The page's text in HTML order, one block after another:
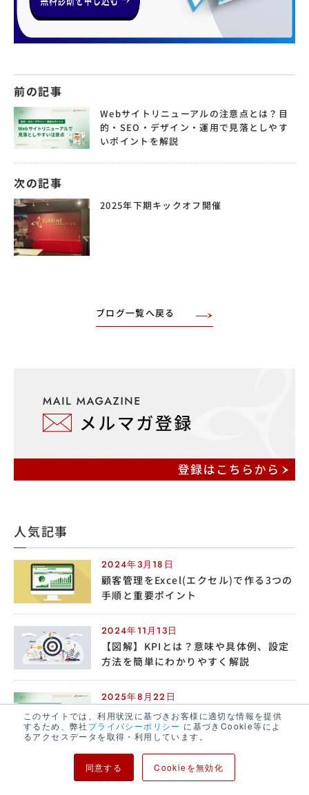
このサイトでは、利用状況に基づきお客様に適切な情報を提供
するため、弊社 プライバシーポリシー に基づきCookie等によ
るアクセスデータを取得・利用しています。
同意する Cookieを無効化
前の記事
Webサイトリニューアルの注意点とは？目
的・SEO・デザイン・運用で見落としやす
いポイントを解説
次の記事
2025年下期キックオフ開催
ブログ一覧へ戻る
人気記事
2024年3月18日
顧客管理をExcel(エクセル)で作る3つの
手順と重要ポイント
2024年11月13日
【図解】KPIとは？意味や具体例、設定
方法を簡単にわかりやすく解説
2025年8月22日
ワイヤーフレームとは？目的・要素・確
認ポイントを初心者にもわかりやすく解
説